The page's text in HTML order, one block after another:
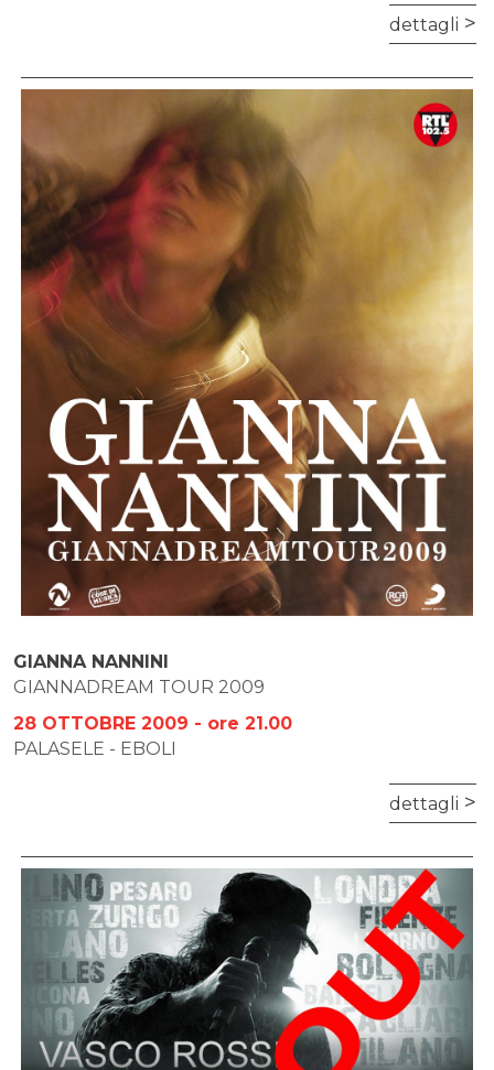
dettagli
GIANNA NANNINI
GIANNADREAM TOUR 2009
28 OTTOBRE 2009 - ore 21.00
PALASELE - EBOLI
dettagli